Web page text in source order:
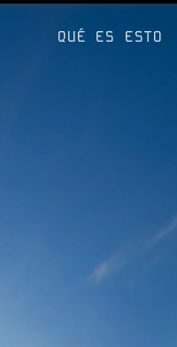
QUÉ ES ESTO